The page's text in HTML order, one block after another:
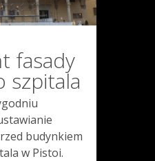
fasady
szpitala
budynkiem
w Pistoi.